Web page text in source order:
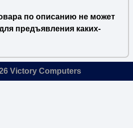
по описанию не может
предъявления каких-
Victory Computers